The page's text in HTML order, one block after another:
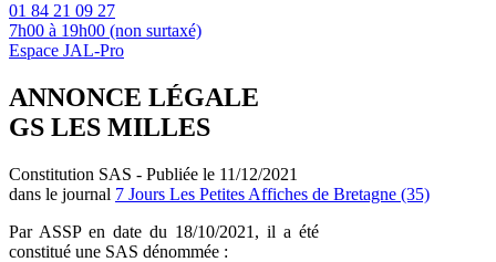
01 84 21 09 27
7h00 à 19h00 (non surtaxé)
Espace JAL-Pro
ANNONCE LÉGALE
GS LES MILLES
Constitution SAS - Publiée le 11/12/2021
dans le journal 7 Jours Les Petites Affiches de Bretagne (35)
Par ASSP en date du 18/10/2021, il a été
constitué une SAS dénommée :